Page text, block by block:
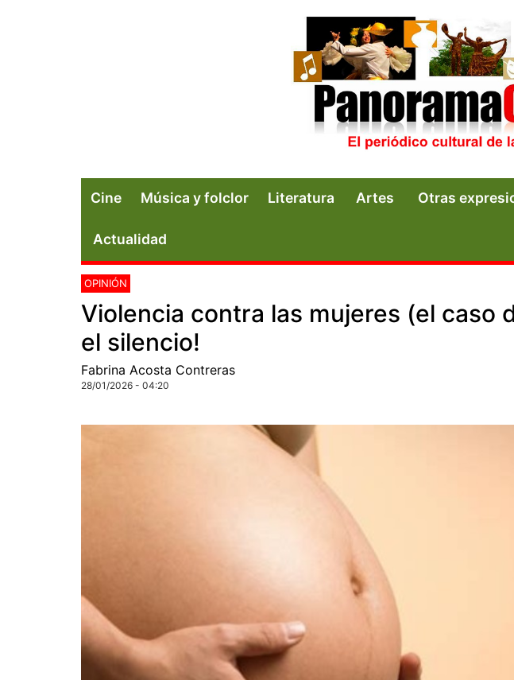
Cine Música y folclor Literatura Artes Otras
Actualidad
OPINIÓN
Violencia contra las mujeres (el caso
el silencio!
Fabrina Acosta Contreras
28/01/2026 - 04:20